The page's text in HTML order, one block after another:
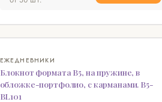
ЕЖЕДНЕВНИКИ
Блокнот формата В5, на пружине, в
обложке-портфолио, с карманами. B5-
BL101